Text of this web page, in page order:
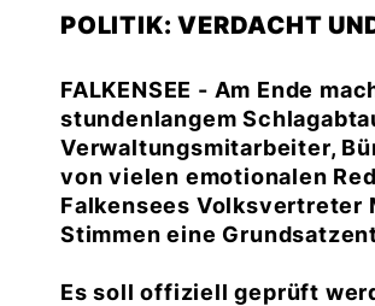
POLITIK: VERDACHT
FALKENSEE - Am Ende
stundenlangem
Verwaltungsmitarbeiter,
von vielen emotionalen
Falkensees Volksvertreter
Stimmen eine
Es soll offiziell geprüft